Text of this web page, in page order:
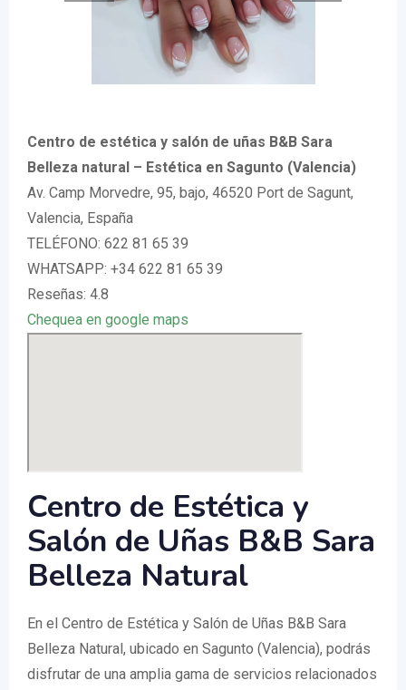
Centro de estética y salón de uñas B&B Sara
Belleza natural – Estética en Sagunto (Valencia)
Av. Camp Morvedre, 95, bajo, 46520 Port de Sagunt,
Valencia, España
TELÉFONO: 622 81 65 39
WHATSAPP: +34 622 81 65 39
Reseñas: 4.8
Chequea en google maps
Centro de Estética y
Salón de Uñas B&B Sara
Belleza Natural
En el Centro de Estética y Salón de Uñas B&B Sara
Belleza Natural, ubicado en Sagunto (Valencia), podrás
disfrutar de una amplia gama de servicios relacionados